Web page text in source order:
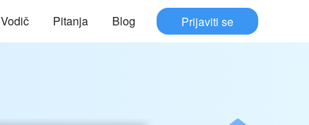
Vodič Pitanja Blog Prijaviti se